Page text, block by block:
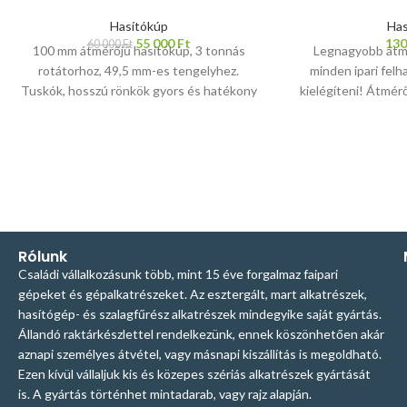
hasítókúp és
legtöbbször az
történő
meghajtás
Hasítókúp
60 000Ft 55 000Ft
100 mm átmérőjű hasítókúp, 3 tonnás
rotátorhoz, 49,5 mm-es tengelyhez.
Tuskók, hosszú rönkök gyors és hatékony
készülnek. Sok más versenytárs C45
acélból gyártja ezeket, amit mi főleg
tengelyekhez használunk, melyek
könnyebb terhelésre alkalmasak.
Termékeink saját fejlesztésűek, saját
gyártmányok, ennek köszönhetően az
alkatrészellátás folyamatos és a szakmai
támogatás első kézből történik.
Bizonytalan a megfelelő termék
Legnagyobb
minden ipari
kielégíteni!
Rólunk
Családi vállalkozásunk több, mint 15 éve forgalmaz faipari
gépeket és gépalkatrészeket. Az esztergált, mart alkatrészek,
hasítógép- és szalagfűrész alkatrészek mindegyike saját gyártás.
Állandó raktárkészlettel rendelkezünk, ennek köszönhetően akár
aznapi személyes átvétel, vagy másnapi kiszállítás is megoldható.
Ezen kívül vállaljuk kis és közepes szériás alkatrészek gyártását
is. A gyártás történhet mintadarab, vagy rajz alapján.